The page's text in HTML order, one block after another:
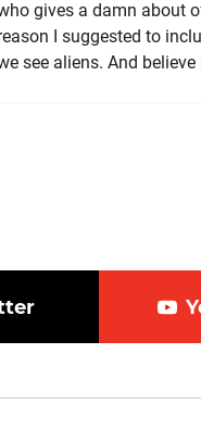
gives a damn about
I suggested to
see aliens. And believe